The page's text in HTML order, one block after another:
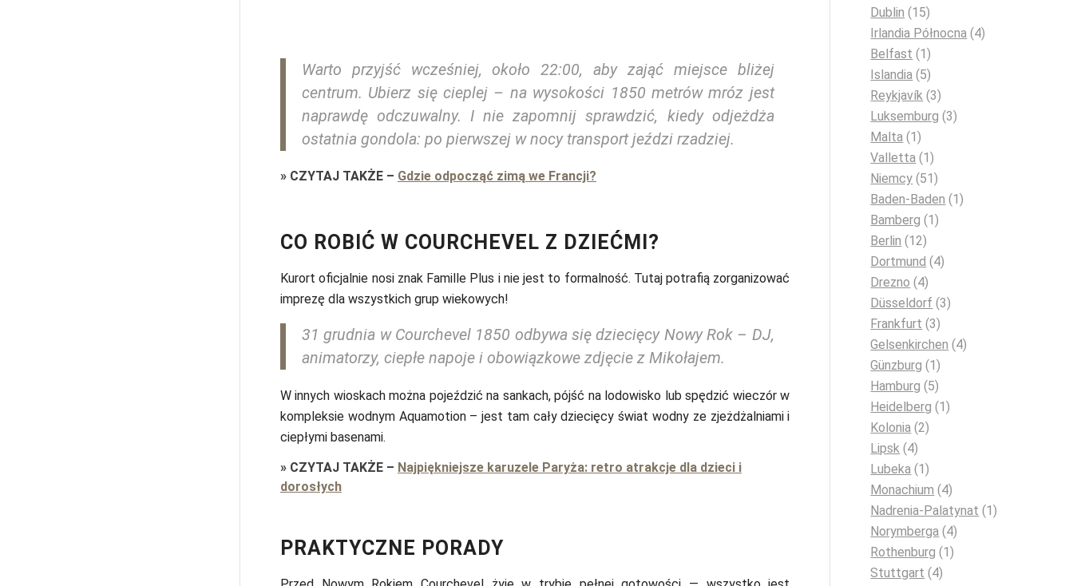
Warto przyjść wcześniej, około 22:00, aby zająć miejsce bliżej
centrum. Ubierz się cieplej – na wysokości 1850 metrów mróz jest
naprawdę odczuwalny. I nie zapomnij sprawdzić, kiedy odjeżdża
ostatnia gondola: po pierwszej w nocy transport jeździ rzadziej.
» CZYTAJ TAKŻE – Gdzie odpocząć zimą we Francji?
CO ROBIĆ W COURCHEVEL Z DZIEĆMI?
Kurort oficjalnie nosi znak Famille Plus i nie jest to formalność. Tutaj potrafią zorganizować
imprezę dla wszystkich grup wiekowych!
31 grudnia w Courchevel 1850 odbywa się dziecięcy Nowy Rok – DJ,
animatorzy, ciepłe napoje i obowiązkowe zdjęcie z Mikołajem.
W innych wioskach można pojeździć na sankach, pójść na lodowisko lub spędzić wieczór w
kompleksie wodnym Aquamotion – jest tam cały dziecięcy świat wodny ze zjeżdżalniami i
ciepłymi basenami.
» CZYTAJ TAKŻE – Najpiękniejsze karuzele Paryża: retro atrakcje dla dzieci i
dorosłych
PRAKTYCZNE PORADY
Dublin (15)
Irlandia Północna (4)
Belfast (1)
Islandia (5)
Reykjavík (3)
Luksemburg (3)
Malta (1)
Valletta (1)
Niemcy (51)
Baden-Baden (1)
Bamberg (1)
Berlin (12)
Dortmund (4)
Drezno (4)
Düsseldorf (3)
Frankfurt (3)
Gelsenkirchen (4)
Günzburg (1)
Hamburg (5)
Heidelberg (1)
Kolonia (2)
Lipsk (4)
Lubeka (1)
Monachium (4)
Nadrenia-Palatynat (1)
Norymberga (4)
Rothenburg (1)
Stuttgart (4)